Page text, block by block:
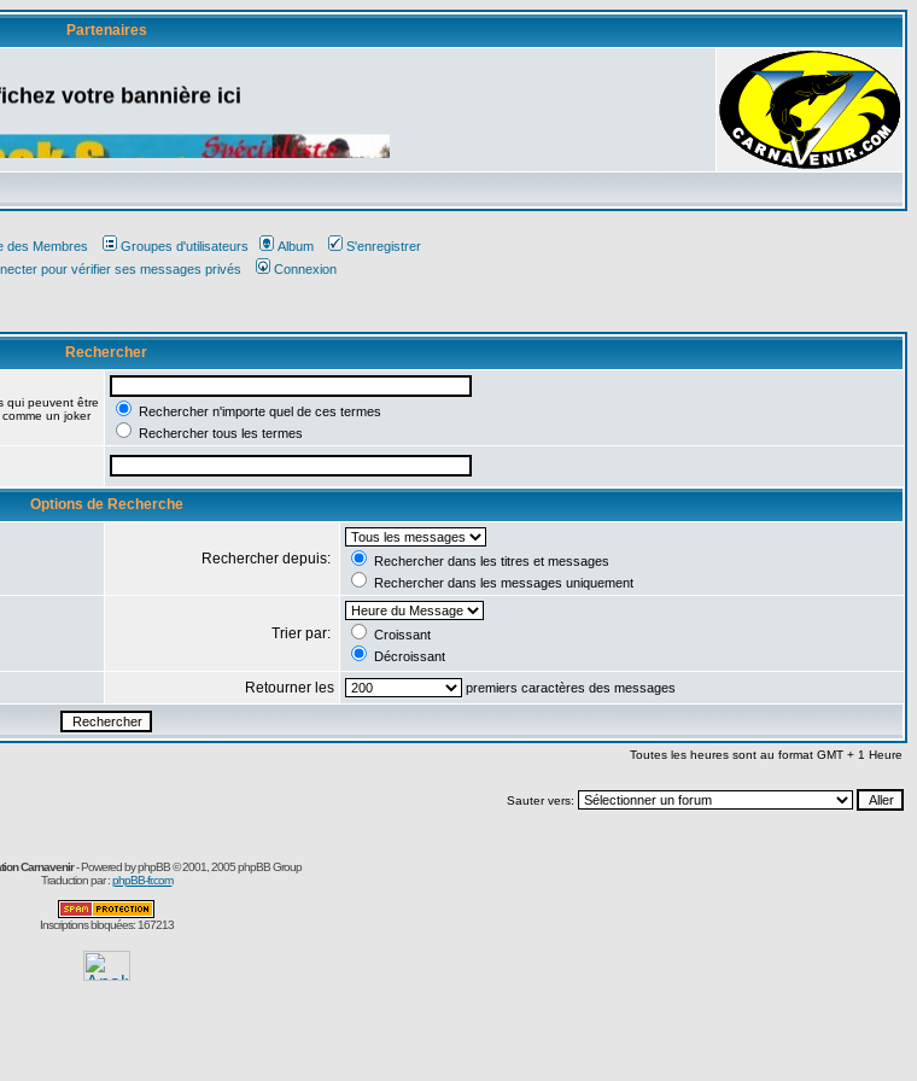
Partenaires
votre bannière ici
des Membres Groupes d'utilisateurs Album
S'enregistrer
pour vérifier ses messages privés Connexion
Rechercher
qui peuvent être
un joker
Rechercher n'importe quel de ces termes
Rechercher tous les termes
Options de Recherche
Rechercher depuis:
Rechercher dans les titres et messages
Rechercher dans les messages uniquement
Trier par:
Croissant
Décroissant
Retourner les premiers caractères des messages
Toutes les heures sont au format GMT + 1 Heure
Sauter vers:
Carnavenir- Powered byphpBB© 2001, 2005 phpBB Group
Traduction par :phpBB-fr.com
Inscriptions bloquées: 167213